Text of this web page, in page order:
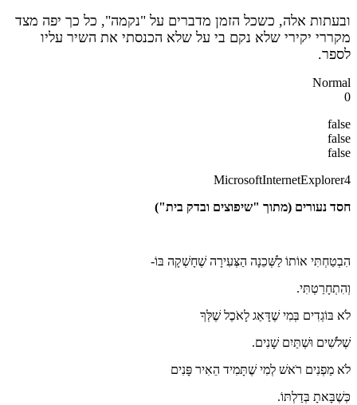
ובעתות אלה, כשכל הזמן מדברים על "נקמה", כל כך יפה מצד
מקררי יקירי שלא נקם בי על שלא הכנסתי את השיר עליו
לספר.
Normal
0
false
false
false
MicrosoftInternetExplorer4
חסד נעורים (מתוך "שיפוצים ובדק בית")
הִבְטַחְתִּי אוֹתוֹ לַשְּׁכֵנָה הַצְּעִירָה שֶׁחָשְׁקָה בּוֹ-
וְהִתְחָרַטְתִּי.
לֹא בּוֹגְדִים בְּמִי שֶׁדָּאַג לָאֹכֶל שֶׁלְּךָ
שְׁלֹשִׁים וּשְׁתַּיִם שָׁנִים.
לֹא מַפְנִים רֹאשׁ לְמִי שֶׁתָּמִיד הֵאִיר פָּנִים
כְּשֶׁבָּאתָ בְּדַלְתּוֹ.